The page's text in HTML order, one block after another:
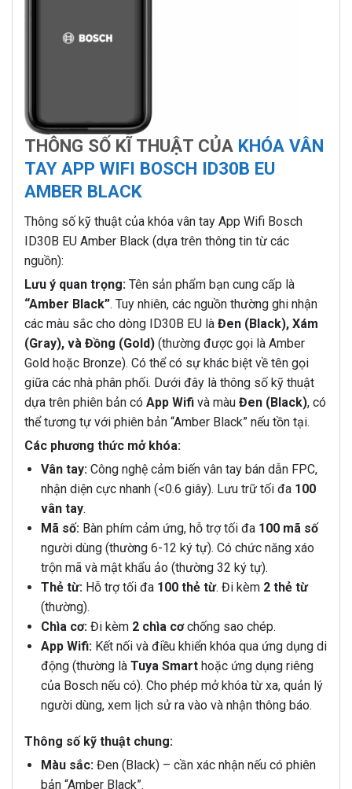
THÔNG SỐ KĨ THUẬT CỦA KHÓA VÂN
TAY APP WIFI BOSCH ID30B EU
AMBER BLACK
Thông số kỹ thuật của khóa vân tay App Wifi Bosch
ID30B EU Amber Black (dựa trên thông tin từ các
nguồn):
Lưu ý quan trọng: Tên sản phẩm bạn cung cấp là
“Amber Black”. Tuy nhiên, các nguồn thường ghi nhận
các màu sắc cho dòng ID30B EU là Đen (Black), Xám
(Gray), và Đồng (Gold) (thường được gọi là Amber
Gold hoặc Bronze). Có thể có sự khác biệt về tên gọi
giữa các nhà phân phối. Dưới đây là thông số kỹ thuật
dựa trên phiên bản có App Wifi và màu Đen (Black), có
thể tương tự với phiên bản “Amber Black” nếu tồn tại.
Các phương thức mở khóa:
Vân tay:Công nghệ cảm biến vân tay bán dẫn FPC,
nhận diện cực nhanh (<0.6 giây). Lưu trữ tối đa 100
vân tay.
Mã số:Bàn phím cảm ứng, hỗ trợ tối đa 100 mã số
người dùng (thường 6-12 ký tự). Có chức năng xáo
trộn mã và mật khẩu ảo (thường 32 ký tự).
Thẻ từ:Hỗ trợ tối đa 100 thẻ từ. Đi kèm 2 thẻ từ
(thường).
Chìa cơ:Đi kèm 2 chìa cơchống sao chép.
App Wifi:Kết nối và điều khiển khóa qua ứng dụng di
động (thường là Tuya Smarthoặc ứng dụng riêng
của Bosch nếu có). Cho phép mở khóa từ xa, quản lý
người dùng, xem lịch sử ra vào và nhận thông báo.
Thông số kỹ thuật chung:
Màu sắc:Đen (Black) – cần xác nhận nếu có phiên
bản “Amber Black”.